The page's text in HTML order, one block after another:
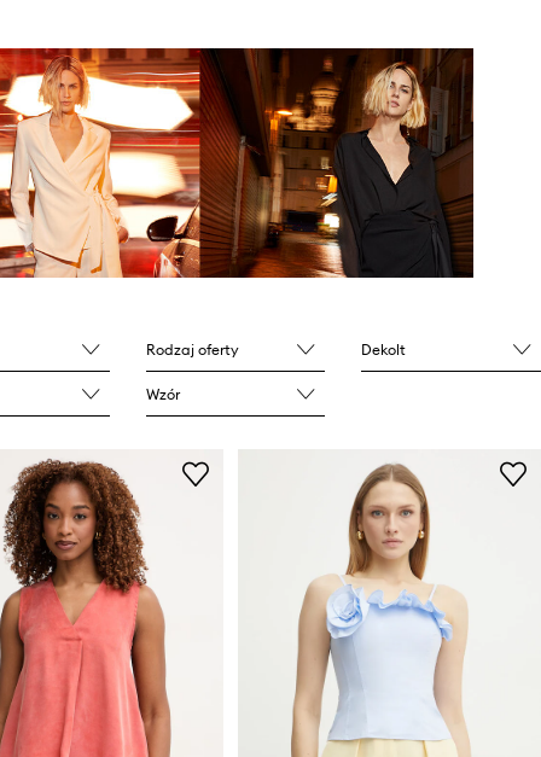
Rodzaj oferty Dekolt
Wzór